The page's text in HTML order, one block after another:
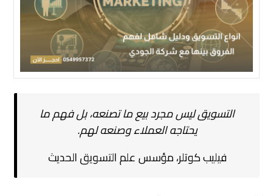
التسويق ليس مجرد بيع ما تصنعه، بل فهم ما
يحتاجه العملاء وصنعه لهم.
فيليب كوتلر، مؤسس علم التسويق الحديث